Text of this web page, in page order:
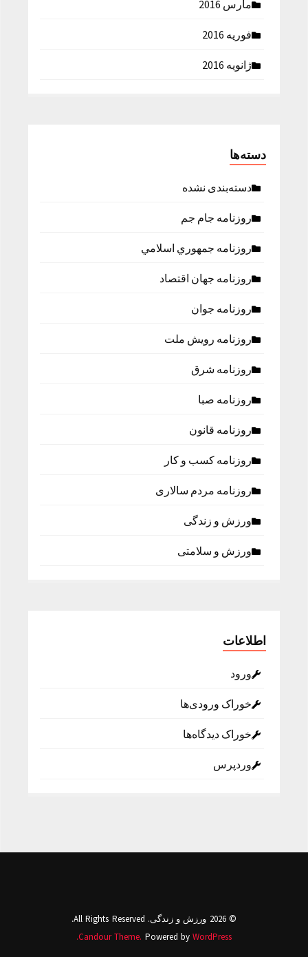
مارس 2016
فوریه 2016
ژانویه 2016
دسته‌ها
دسته‌بندی نشده
روزنامه جام جم
روزنامه جمهوري اسلامي
روزنامه جهان اقتصاد
روزنامه جوان
روزنامه رویش ملت
روزنامه شرق
روزنامه صبا
روزنامه قانون
روزنامه كسب و كار
روزنامه مردم سالاری
ورزش و زندگی
ورزش و سلامتی
اطلاعات
ورود
خوراک ورودی‌ها
خوراک دیدگاه‌ها
وردپرس
© 2026 ورزش و زندگی. All Rights Reserved.
Candour Theme. Powered byWordPress.